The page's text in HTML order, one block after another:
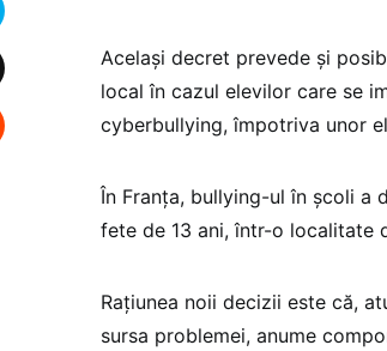
Același decret prevede și
local în cazul elevilor care se
cyberbullying, împotriva unor
În Franța, bullying-ul în școli a
fete de 13 ani, într-o localitate
Rațiunea noii decizii este că,
sursa problemei, anume